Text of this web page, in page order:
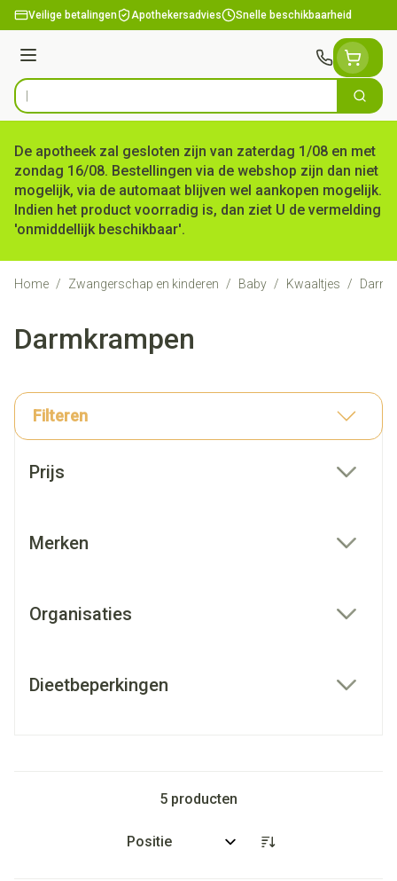
Ga naar de inhoud
Veilige betalingen Apothekersadvies Snelle beschikbaarheid
Menu
Product, merk, categorie... Zoek
De apotheek zal gesloten zijn van zaterdag 1/08 en met
zondag 16/08. Bestellingen via de webshop zijn dan niet
mogelijk, via de automaat blijven wel aankopen mogelijk.
Indien het product voorradig is, dan ziet U de vermelding
'onmiddellijk beschikbaar'.
Home / Zwangerschap en kinderen / Baby / Kwaaltjes /
Darmkrampen
Filteren
Prijs
Merken
Organisaties
Dieetbeperkingen
5 producten
Sorteer op: